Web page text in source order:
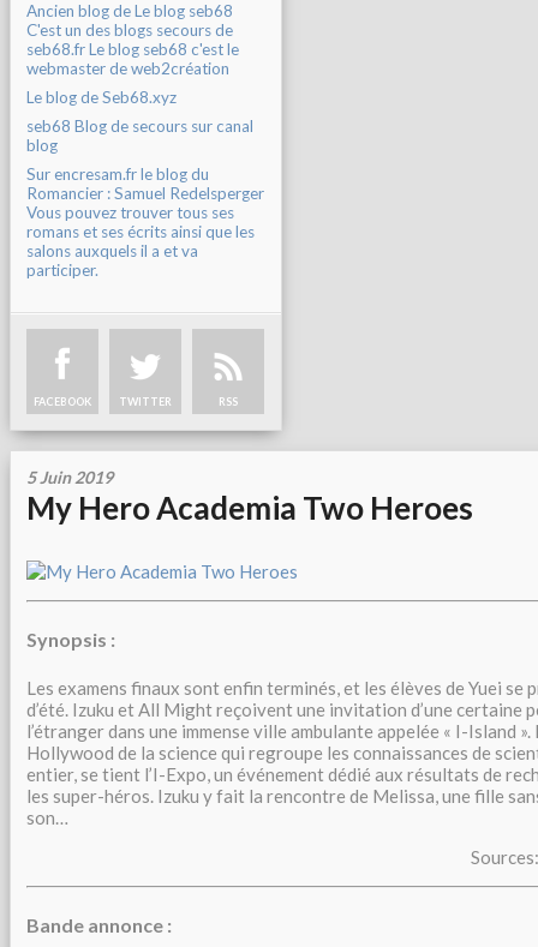
Ancien blog de Le blog seb68
C'est un des blogs secours de
seb68.fr Le blog seb68 c'est le
webmaster de web2création
Le blog de Seb68.xyz
seb68 Blog de secours sur canal
blog
Sur encresam.fr le blog du
Romancier : Samuel Redelsperger
Vous pouvez trouver tous ses
romans et ses écrits ainsi que les
salons auxquels il a et va
participer.
FACEBOOK TWITTER RSS
5 Juin 2019
My Hero Academia Two Heroes
Synopsis :
Les examens finaux sont enfin terminés, et les élèves de Yuei se
d’été. Izuku et All Might reçoivent une invitation d’une certaine
l’étranger dans une immense ville ambulante appelée « I-Island
Hollywood de la science qui regroupe les connaissances de
entier, se tient l’I-Expo, un événement dédié aux résultats de
les super-héros. Izuku y fait la rencontre de Melissa, une fille
son…
Bande annonce :